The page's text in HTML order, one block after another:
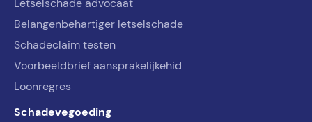
Letselschade advocaat
Belangenbehartiger letselschade
Schadeclaim testen
Voorbeeldbrief aansprakelijkehid
Loonregres
Schadevegoeding